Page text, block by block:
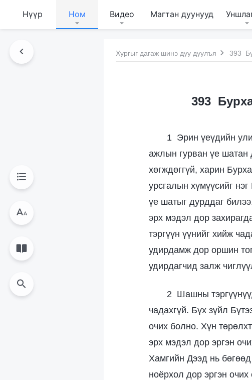
Нүүр Ном Видео Магтан дуунууд
Хургыг дагаж шинэ дуу дуулъя 393
393
1 Эрин үеүдийн
ажлын гурван үе шатан
хөгждөггүй, харин
урсгалын хүмүүсийг
үе шатыг дурддаг
эрх мэдэл дор
тэргүүн үүнийг хийж
удирдамж дор оршин
удирдагчид залж
2 Шашны
чадахгүй. Бүх зүйл
очих болно. Хүн
эрх мэдэл дор эргэн
Хамгийн Дээд нь
ноёрхол дор эргэн очих